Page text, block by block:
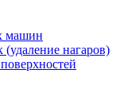
машин
нагаров)